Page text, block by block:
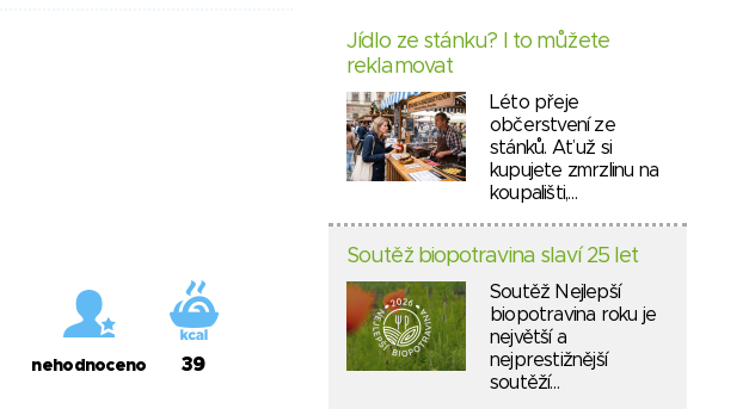
nehodnoceno 39
Jídlo ze stánku? I to můžete
reklamovat
Léto přeje
občerstvení ze
stánků. Ať už si
kupujete zmrzlinu na
koupališti,…
Soutěž biopotravina slaví 25 let
Soutěž Nejlepší
biopotravina roku je
největší a
nejprestižnější
soutěží…